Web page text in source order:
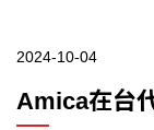
2024-10-04
Amica在台